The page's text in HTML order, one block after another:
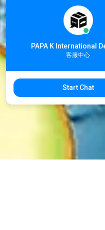
PAPA K International
客服中心
Start Chat